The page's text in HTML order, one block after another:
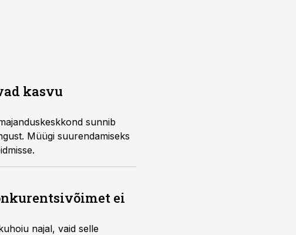
kasvu
sunnib
Müügi suurendamiseks
ei
najal, vaid selle